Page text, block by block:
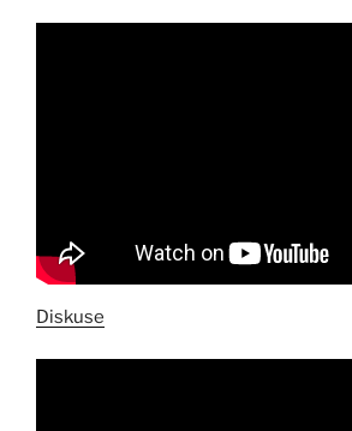
Diskuse